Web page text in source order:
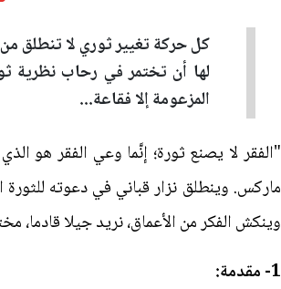
كل حركة تغيير ثوري لا تنطلق من
لها أن تختمر في رحاب نظرية
المزعومة إلا فقاعة...
"الفقر لا يصنع ثورة؛ إنَّما وعي الفقر هو
ماركس. وينطلق نزار قباني في دعوته للثورة
وينكش الفكر من الأعماق، نريد جيلا قادما،
1- مقدمة: